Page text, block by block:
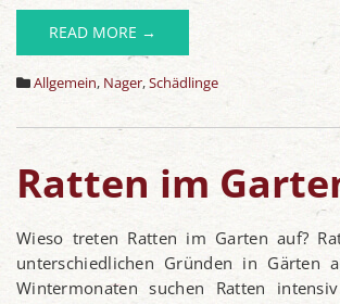
READ MORE →
Allgemein, Nager,Schädlinge
Ratten im
Wieso treten Ratten im Garten auf?
unterschiedlichen Gründen in Gärten
Wintermonaten suchen Ratten